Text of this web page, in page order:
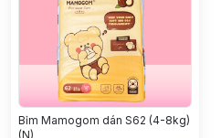
Bỉm Mamogom dán S62 (4-8kg)
(N)